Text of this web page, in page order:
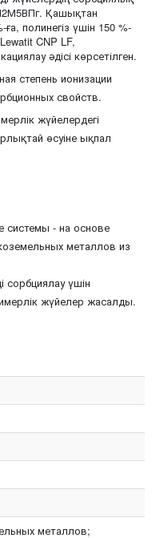
Қашықтан
полинегіз үшін 150 %-
CNP LF,
әдісі көрсетілген.
степень ионизации
свойств.
жүйелердегі
өсуіне ықпал
системы - на основе
металлов из
сорбциялау үшін
жүйелер жасалды.
металлов;